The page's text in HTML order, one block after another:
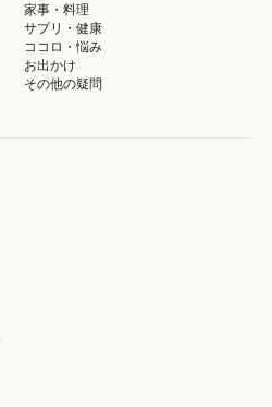
家事・料理
サプリ・健康
ココロ・悩み
お出かけ
その他の疑問